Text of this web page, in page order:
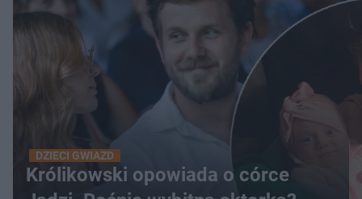
DZIECI GWIAZD
Królikowski opowiada o córce